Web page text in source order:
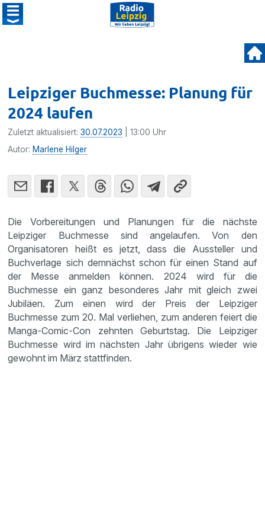
Leipziger Buchmesse: Planung für
2024 laufen
Zuletzt aktualisiert:30.07.2023 | 13:00 Uhr
Autor: Marlene Hilger
Die Vorbereitungen und Planungen für die nächste
Leipziger Buchmesse sind angelaufen. Von den
Organisatoren heißt es jetzt, dass die Aussteller und
Buchverlage sich demnächst schon für einen Stand auf
der Messe anmelden können. 2024 wird für die
Buchmesse ein ganz besonderes Jahr mit gleich zwei
Jubiläen. Zum einen wird der Preis der Leipziger
Buchmesse zum 20. Mal verliehen, zum anderen feiert die
Manga-Comic-Con zehnten Geburtstag. Die Leipziger
Buchmesse wird im nächsten Jahr übrigens wieder wie
gewohnt im März stattfinden.